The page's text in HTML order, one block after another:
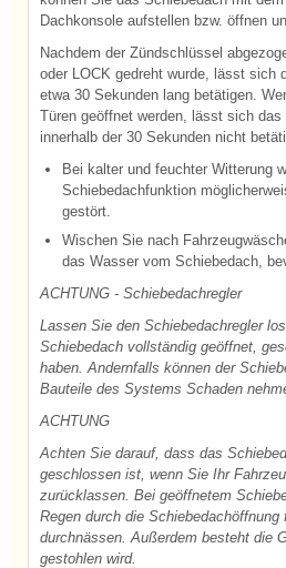
Dachkonsole aufstellen bzw. öffnen
Nachdem der Zündschlüssel
oder LOCK gedreht wurde, lässt sich
etwa 30 Sekunden lang betätigen.
Türen geöffnet werden, lässt sich
innerhalb der 30 Sekunden nicht
Bei kalter und feuchter Witterung
Schiebedachfunktion
gestört.
Wischen Sie nach
das Wasser vom Schiebedach,
ACHTUNG - Schiebedachregler
Lassen Sie den Schiebedachregler
Schiebedach vollständig geöffnet,
haben. Andernfalls können der
Bauteile des Systems Schaden
ACHTUNG
Achten Sie darauf, dass das
geschlossen ist, wenn Sie Ihr
zurücklassen. Bei geöffnetem
Regen durch die Schiebedachöffnung
durchnässen. Außerdem besteht die
gestohlen wird.